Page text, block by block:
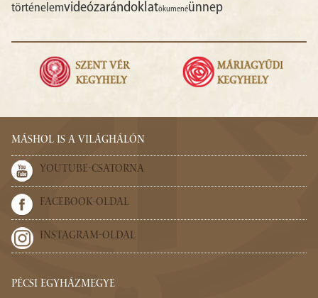
történelemvideózarándoklatökumenéünnep
MÁSHOL IS A VILÁGHÁLÓN
YOUTUBE-CSATORNA
FACEBOOK-OLDAL
INSTAGRAM-OLDAL
PÉCSI EGYHÁZMEGYE